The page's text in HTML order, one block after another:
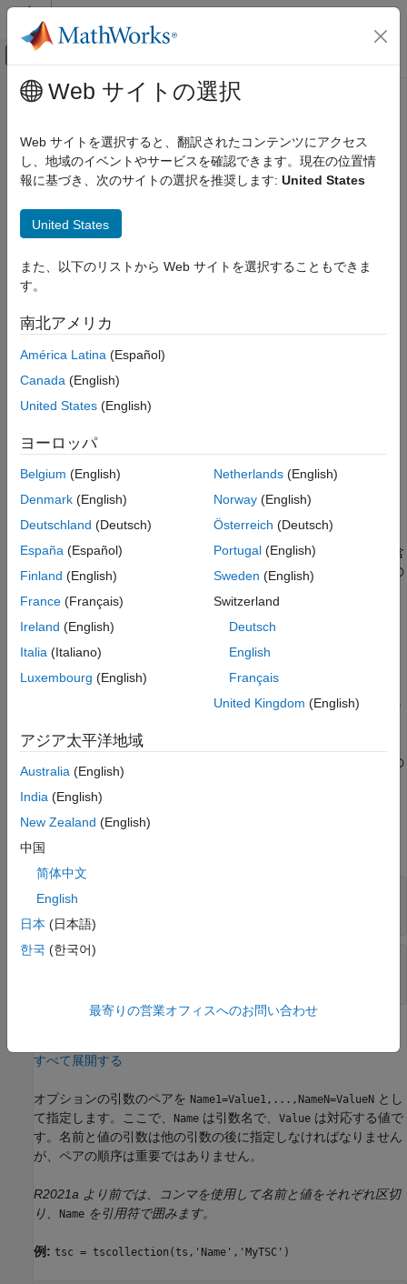
コンテンツへスキップ
オフキャンバス ナビゲーション メ
ドキュメンテーションのホーム
言語の基礎
データ型
tscollection
説明
プロパティ
バージョン履歴
参考
メインコンテンツ
tscollection
tscollection オブジェクトの作成
説明
の timeseriesオブジェクトの集合です。 timeseries の集合は、
同時に発生する複数のデータのトレンドを解析するのに役立ちま
作成
tscollectionオブジェクトの作成には関数
します。
構文
tsc = tscollection(ts)
tsc = tscollection(
,Name,Value)
説明
tsc = tscollection( tsのtimeseriesオブジェクトを含
むtscollection オブジェクトを作成します。入力 は、単一の
配列にすることができます。各timeseries
をもたなければなりません。
はtscollection の時間ベクトル
は、1 つ以上の名前と値の
引数を使用して追加のオプションを指定します。
入力引数
すべて展開する
ts
スカラー
timevals
すべて展開する
オプションの引数のペアを Name1=Value1,...,NameN=ValueN とし
て指定します。ここで、
Name は引数名で、 Value は対応する値で
す。名前と値の引数は他の引数の後に指定しなければなりません
が、ペアの順序は重要ではありません。
R2021a より前では、コンマを使用して名前と値をそれぞれ区切
り、
Name を引用符で囲みます。
例: tsc = tscollection(ts,'Name','MyTSC')
Web サイトの選択
Web サイトを選択すると、翻訳されたコンテンツにアクセス
し、地域のイベントやサービスを確認できます。現在の位置情
報に基づき、次のサイトの選択を推奨します: United States
United States
また、以下のリストから Web サイトを選択することもできま
す。
南北アメリカ
América Latina (Español)
Canada (English)
United States (English)
ヨーロッパ
Belgium (English)
Denmark (English)
Deutschland (Deutsch)
España (Español)
Finland (English)
France (Français)
Ireland (English)
Italia (Italiano)
Luxembourg (English)
Netherlands(English)
Norway(English)
Österreich (Deutsch)
Portugal(English)
Sweden (English)
Switzerland
Deutsch
English
Français
United Kingdom (English)
アジア太平洋地域
Australia (English)
India (English)
New Zealand (English)
中国
简体中文
English
日本 (日本語)
한국 (한국어)
最寄りの営業オフィスへのお問い合わせ